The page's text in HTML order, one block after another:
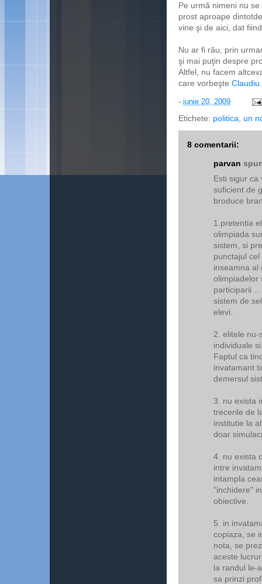
Pe urmă nimeni nu
prost aproape
vine şi de aici, dat
Nu ar fi rău, prin
şi mai puţin despre
Altfel, nu facem
care vorbeşte Claudiu
- iunie 20, 2009
Etichete: politica un
8 comentarii:
parvan
Esti sigur ca
suficient de
broduce
1.pretentia
olimpiada
sistem, si
punctajul
inseamna al
olimpiadelor
participarii
sistem de
elevi.
2. elitele
individuale
Faptul ca
invatamant
demersul
3. nu exista
trecerile de
institutie la
doar
4. nu exista
intre
intampla
"inchidere"
obiective.
5. in
copiaza, se
nota, se
aceste
la randul le-
sa prinzi